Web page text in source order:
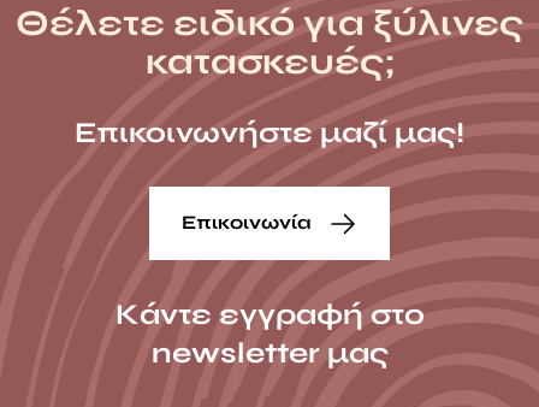
Θέλετε ειδικό για ξύλινες
κατασκευές;
Επικοινωνήστε μαζί μας!
Επικοινωνία
Κάντε εγγραφή στο
newsletter μας